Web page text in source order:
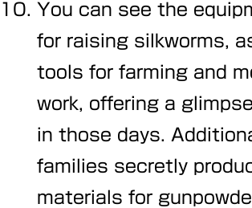
You can see the
for raising silkworms,
tools for farming and
work, offering a
in those days.
families secretly
materials for